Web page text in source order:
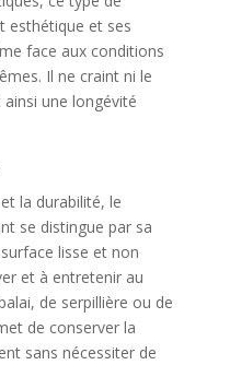
esthétique et ses
face aux conditions
Il ne craint ni le
ainsi une longévité
la durabilité, le
se distingue par sa
lisse et non
et à entretenir au
de serpillière ou de
de conserver la
sans nécessiter de